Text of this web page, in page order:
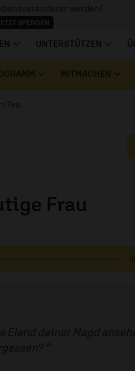
werden!
SPENDEN
UNTERSTÜTZEN
MITMACHEN
Tag
Frau
Elend deiner Magd